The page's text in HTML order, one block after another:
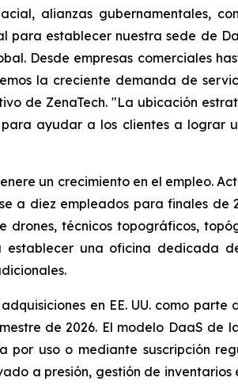
alianzas gubernamentales,
establecer nuestra sede de
Desde empresas comerciales
la creciente demanda de
de ZenaTech. "La ubicación
ayudar a los clientes a
un crecimiento en el empleo.
a diez empleados para finales de
drones, técnicos topográficos,
establecer una oficina dedicada
en EE. UU. como
de 2026. El modelo DaaS
uso o mediante suscripción
a presión, gestión de